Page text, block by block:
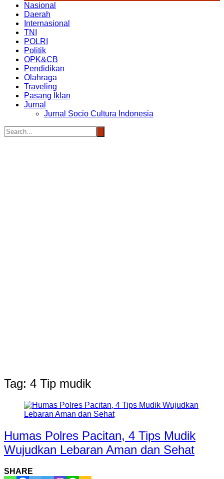
Nasional
Daerah
Internasional
TNI
POLRI
Politik
OPK&CB
Pendidikan
Olahraga
Traveling
Pasang Iklan
Jurnal
Jurnal Socio Cultura Indonesia
Tag: 4 Tip mudik
Humas Polres Pacitan, 4 Tips Mudik
Wujudkan Lebaran Aman dan Sehat
SHARE